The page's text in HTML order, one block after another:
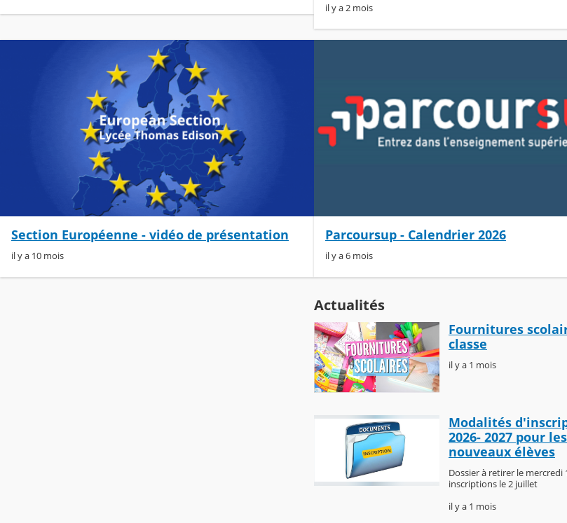
il y a 2 mois
Section Européenne - vidéo de présentation
il y a 10 mois
Parcoursup - Calendrier 2026
il y a 6 mois
Actualités
Fournitures
classe
il y a 1 mois
Modalités
2026- 2027 pour les
nouveaux élèves
Dossier à retirer le mercredi
inscriptions le 2 juillet
il y a 1 mois